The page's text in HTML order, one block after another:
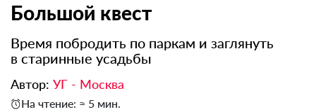
Большой квест
Время побродить по паркам и заглянуть
в старинные усадьбы
Автор: УГ - Москва
На чтение: ≈ 5 мин.